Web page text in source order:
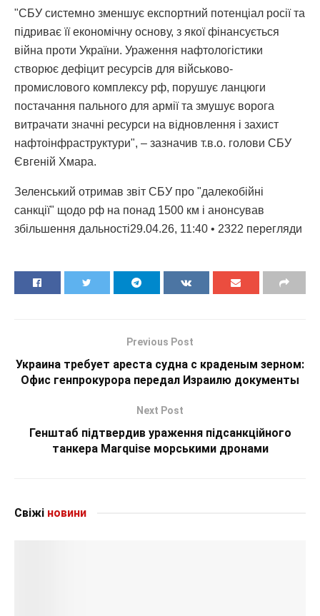
"СБУ системно зменшує експортний потенціал росії та
підриває її економічну основу, з якої фінансується
війна проти України. Ураження нафтологістики
створює дефіцит ресурсів для військово-
промислового комплексу рф, порушує ланцюги
постачання пального для армії та змушує ворога
витрачати значні ресурси на відновлення і захист
нафтоінфраструктури", – зазначив т.в.о. голови СБУ
Євгеній Хмара.
Зеленський отримав звіт СБУ про "далекобійні
санкції" щодо рф на понад 1500 км і анонсував
збільшення дальності29.04.26, 11:40 • 2322 перегляди
Previous Post
Украина требует ареста судна с краденым зерном:
Офис генпрокурора передал Израилю документы
Next Post
Генштаб підтвердив ураження підсанкційного
танкера Marquise морськими дронами
Свіжі новини